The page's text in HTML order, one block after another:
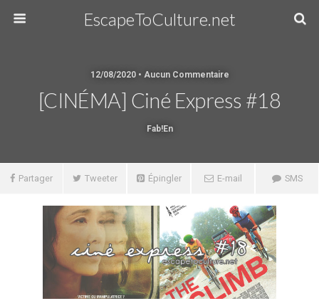
EscapeToCulture.net
12/08/2020 • Aucun Commentaire
[CINÉMA] Ciné Express #18
Fab!en
Partager Tweeter Épingler E-mail SMS